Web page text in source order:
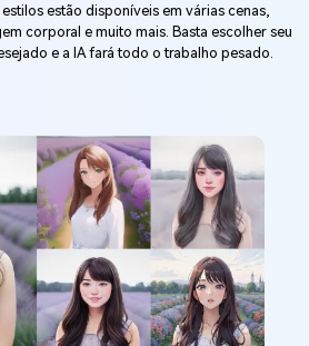
estilos estão disponíveis em várias cenas,
corporal e muito mais. Basta escolher seu
e a IA fará todo o trabalho pesado.